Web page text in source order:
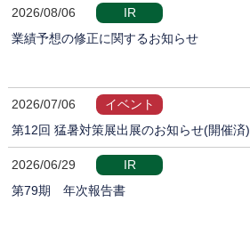
2026/08/06
IR
業績予想の修正に関するお知らせ
2026/07/06
イベント
第12回 猛暑対策展出展のお知らせ(開催済)
2026/06/29
IR
第79期 年次報告書